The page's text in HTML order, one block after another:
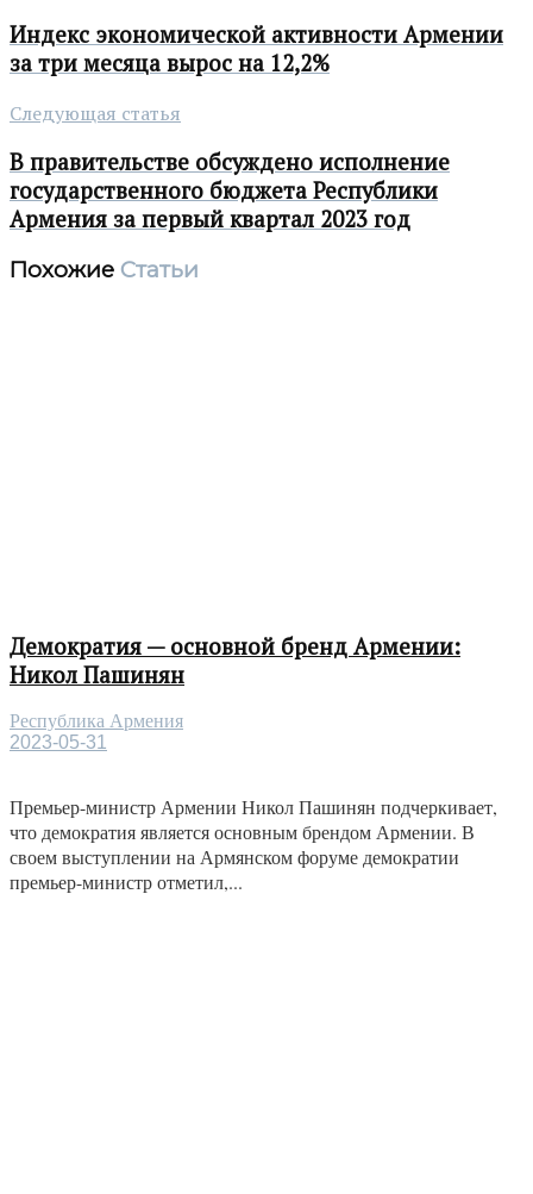
Индекс экономической активности Армении
за три месяца вырос на 12,2%
Следующая статья
В правительстве обсуждено исполнение
государственного бюджета Республики
Армения за первый квартал 2023 год
Похожие Статьи
Демократия — основной бренд Армении:
Никол Пашинян
Республика Армения
2023-05-31
Премьер-министр Армении Никол Пашинян подчеркивает,
что демократия является основным брендом Армении. В
своем выступлении на Армянском форуме демократии
премьер-министр отметил,...